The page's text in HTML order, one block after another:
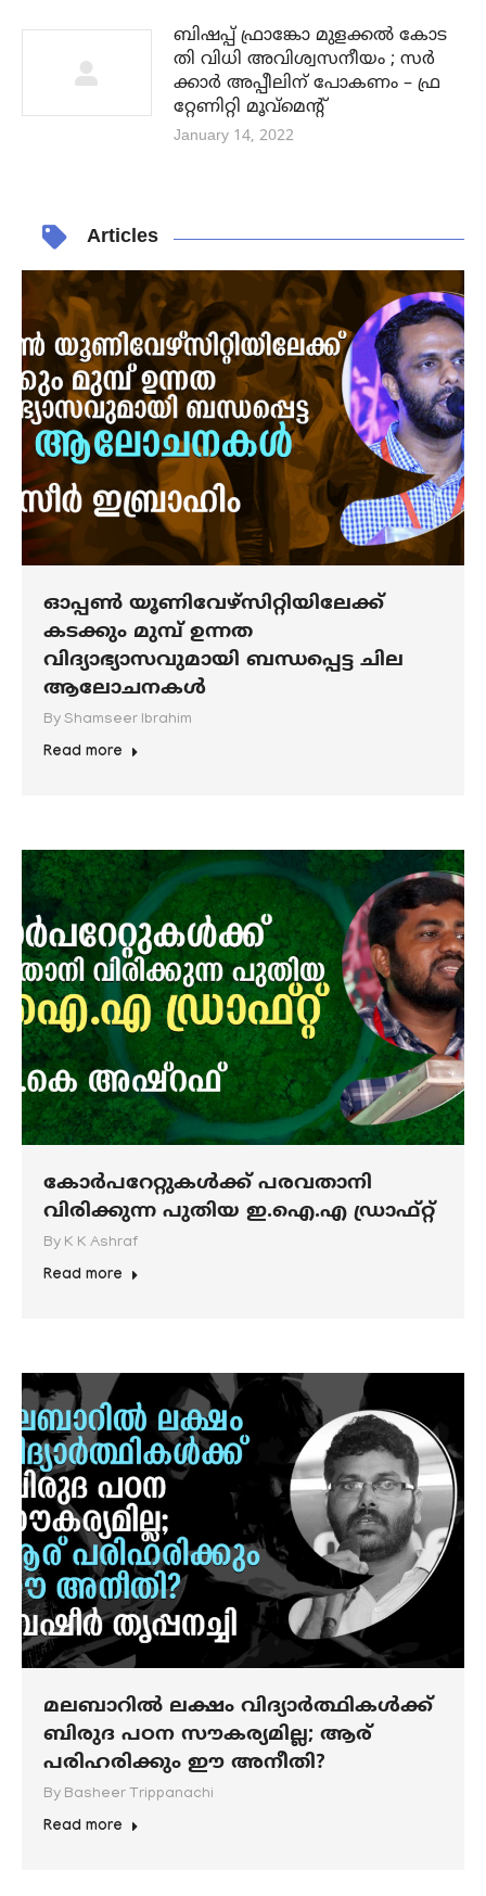
തി വിധി അവിശ്വസനീയം ; സർ
ക്കാർ അപ്പീലിന് പോകണം – ഫ്ര
റ്റേണിറ്റി മൂവ്മെന്റ്
January 14, 2022
കടക്കും മുമ്പ് ഉന്നത
വിദ്യാഭ്യാസവുമായി ബന്ധപ്പെട്ട ചില
ആലോചനകള്‍
ByShamseer Ibrahim
Read more
വിരിക്കുന്ന പുതിയ ഇ.ഐ.എ ഡ്രാഫ്റ്റ്
ByK K Ashraf
Read more
ബിരുദ പഠന സൗകര്യമില്ല; ആര്
പരിഹരിക്കും ഈ അനീതി?
By Basheer Trippanachi
Read more